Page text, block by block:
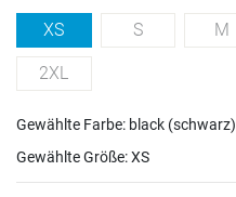
XS S M
2XL
Gewählte Farbe: black (schwarz)
Gewählte Größe:XS